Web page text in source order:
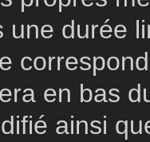
une durée
en bas
ainsi